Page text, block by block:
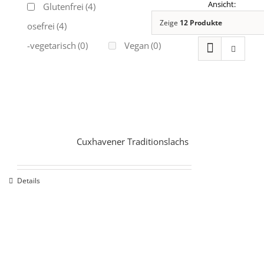
Glutenfrei (4)
Laktosefrei (4)
Ovo-vegetarisch (0) Vegan (0)
Zeige 12 Produkte
Cuxhavener Traditionslachs
Details